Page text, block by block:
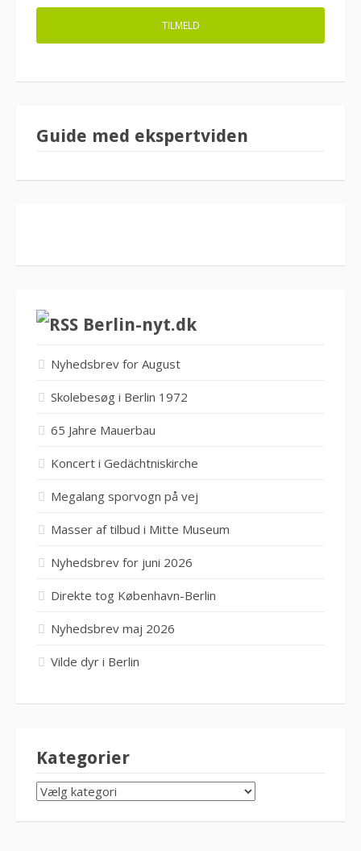
Guide med ekspertviden
Berlin-nyt.dk
Nyhedsbrev for August
Skolebesøg i Berlin 1972
65 Jahre Mauerbau
Koncert i Gedächtniskirche
Megalang sporvogn på vej
Masser af tilbud i Mitte Museum
Nyhedsbrev for juni 2026
Direkte tog København-Berlin
Nyhedsbrev maj 2026
Vilde dyr i Berlin
Kategorier
KATEGORIER